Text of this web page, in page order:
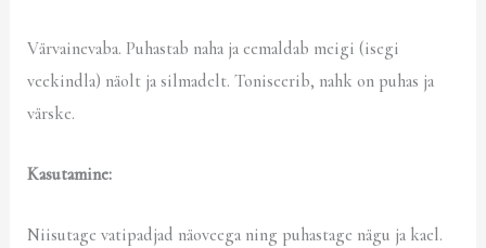
Värvainevaba. Puhastab naha ja eemaldab meigi (isegi
veekindla) näolt ja silmadelt. Toniseerib, nahk on puhas ja
värske.
Kasutamine:
Niisutage vatipadjad näoveega ning puhastage nägu ja kael.